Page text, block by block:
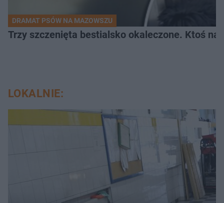
DRAMAT PSÓW NA MAZOWSZU
Trzy szczenięta bestialsko okaleczone. Ktoś na
LOKALNIE: